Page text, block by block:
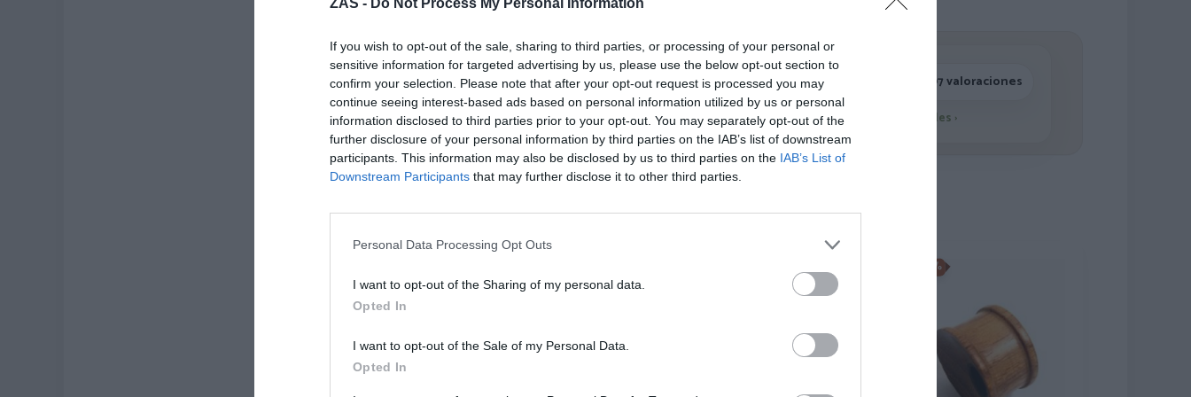
If you wish to opt-out of the sale, sharing to third parties, or processing of your personal or
sensitive information for targeted advertising by us, please use the below opt-out section to
confirm your selection. Please note that after your opt-out request is processed you may
continue seeing interest-based ads based on personal information utilized by us or personal
information disclosed to third parties prior to your opt-out. You may separately opt-out of the
further disclosure of your personal information by third parties on the IAB’s list of downstream
participants. This information may also be disclosed by us to third parties on the IAB’s List of
Downstream Participants that may further disclose it to other third parties.
Personal Data Processing Opt Outs
I want to opt-out of the Sharing of my personal data.
Opted In
I want to opt-out of the Sale of my Personal Data.
Opted In
ZAS DESDE 1999
Casi 3 décadas vistiendo almas libres con piezas auténticas traídas directamente
de origen.
4,7/5 · 1.197 valoraciones
Ver detalles ›
-50%